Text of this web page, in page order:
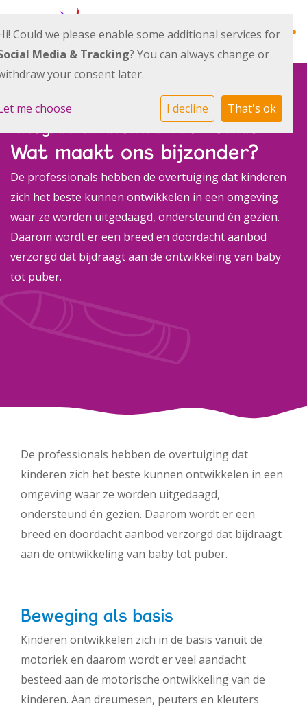
Ontwikkellijn
Alles over ons
Actueel
Team
Integraal kindcentrum De Meander
Wat maakt ons bijzonder?
De professionals hebben de overtuiging dat kinderen
zich het beste kunnen ontwikkelen in een omgeving
waar ze worden uitgedaagd, ondersteund én gezien.
Daarom wordt er een breed en doordacht aanbod
verzorgd dat bijdraagt aan de ontwikkeling van baby
tot puber.
De professionals hebben de overtuiging dat
kinderen zich het beste kunnen ontwikkelen in een
omgeving waar ze worden uitgedaagd,
ondersteund én gezien. Daarom wordt er een
breed en doordacht aanbod verzorgd dat bijdraagt
aan de ontwikkeling van baby tot puber.
Beweging als basis
Kinderen ontwikkelen zich in de basis vanuit de
motoriek en daarom wordt er veel aandacht
besteed aan de motorische ontwikkeling van de
kinderen. Aan dreumesen, peuters en kleuters
Could we please enable some additional services for
Media & Tracking? You can always change or
your consent later.
me choose I decline That's ok